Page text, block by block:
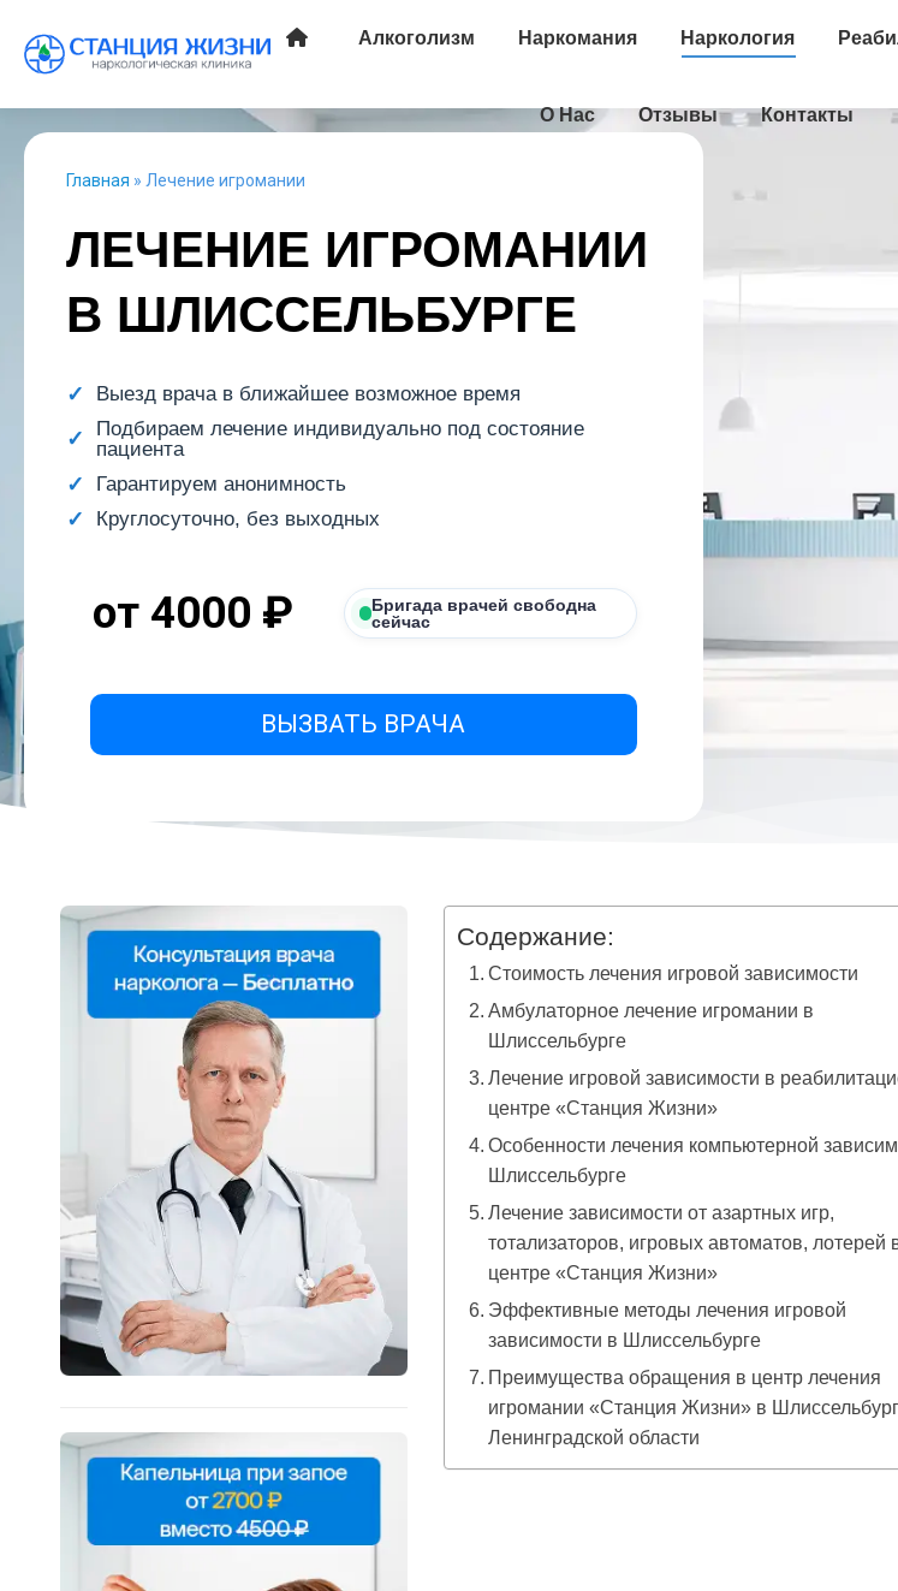
Алкоголизм Наркомания Наркология
О Нас Отзывы Контакты
Главная » Лечение игромании
ЛЕЧЕНИЕ ИГРОМАНИИ
В ШЛИССЕЛЬБУРГЕ
Выезд врача в ближайшее возможное время
Подбираем лечение индивидуально под состояние
пациента
Гарантируем анонимность
Круглосуточно, без выходных
от 4000 ₽
Бригада врачей свободна
сейчас
ВЫЗВАТЬ ВРАЧА
Содержание:
Стоимость лечения игровой зависимости
Амбулаторное лечение игромании в
Шлиссельбурге
Лечение игровой зависимости в
центре «Станция Жизни»
Особенности лечения компьютерной
Шлиссельбурге
Лечение зависимости от азартных игр,
тотализаторов, игровых автоматов, лотерей
центре «Станция Жизни»
Эффективные методы лечения игровой
зависимости в Шлиссельбурге
Преимущества обращения в центр лечения
игромании «Станция Жизни» в
Ленинградской области